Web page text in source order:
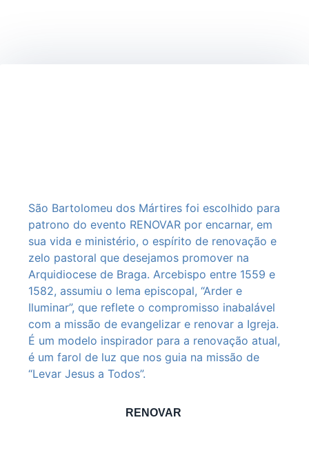
São Bartolomeu dos Mártires foi escolhido para
patrono do evento RENOVAR por encarnar, em
sua vida e ministério, o espírito de renovação e
zelo pastoral que desejamos promover na
Arquidiocese de Braga. Arcebispo entre 1559 e
1582, assumiu o lema episcopal, “Arder e
Iluminar”, que reflete o compromisso inabalável
com a missão de evangelizar e renovar a Igreja.
É um modelo inspirador para a renovação atual,
é um farol de luz que nos guia na missão de
“Levar Jesus a Todos”.
RENOVAR